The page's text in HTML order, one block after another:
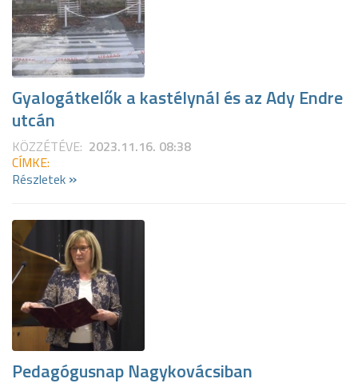
Gyalogátkelők a kastélynál és az Ady Endre
utcán
KÖZZÉTÉVE: 2023.11.16. 08:38
CÍMKE:
Részletek »
Pedagógusnap Nagykovácsiban